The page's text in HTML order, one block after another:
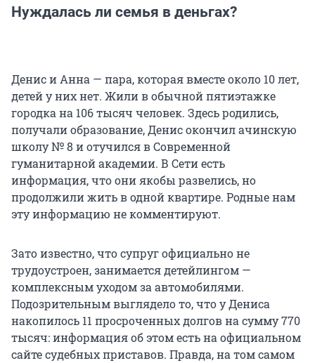
Нуждалась ли семья в деньгах?
Денис и Анна — пара, которая вместе около 10 лет,
детей у них нет. Жили в обычной пятиэтажке
городка на 106 тысяч человек. Здесь родились,
получали образование, Денис окончил ачинскую
школу № 8 и отучился в Современной
гуманитарной академии. В Сети есть
информация, что они якобы развелись, но
продолжили жить в одной квартире. Родные нам
эту информацию не комментируют.
Зато известно, что супруг официально не
трудоустроен, занимается детейлингом —
комплексным уходом за автомобилями.
Подозрительным выглядело то, что у Дениса
накопилось 11 просроченных долгов на сумму 770
тысяч: информация об этом есть на официальном
сайте судебных приставов. Правда, на том самом